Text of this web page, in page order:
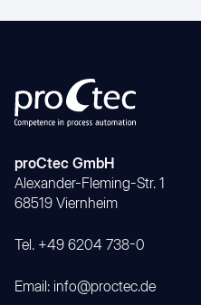
proCtec GmbH
Alexander-Fleming-Str. 1
68519 Viernheim
Tel. +49 6204 738-0
Email: info@proctec.de